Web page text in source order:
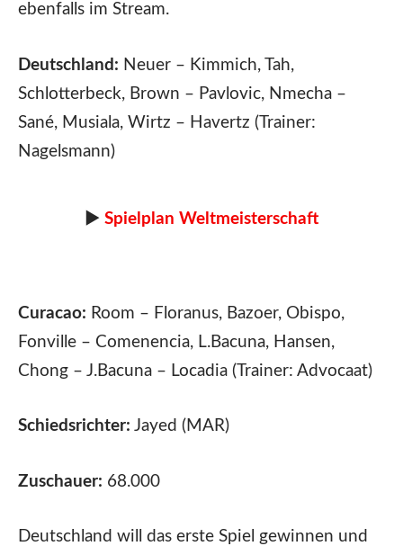
ebenfalls im Stream.
Deutschland: Neuer – Kimmich, Tah,
Schlotterbeck, Brown – Pavlovic, Nmecha –
Sané, Musiala, Wirtz – Havertz (Trainer:
Nagelsmann)
► Spielplan Weltmeisterschaft
Curacao: Room – Floranus, Bazoer, Obispo,
Fonville – Comenencia, L.Bacuna, Hansen,
Chong – J.Bacuna – Locadia (Trainer: Advocaat)
Schiedsrichter: Jayed (MAR)
Zuschauer: 68.000
Deutschland will das erste Spiel gewinnen und